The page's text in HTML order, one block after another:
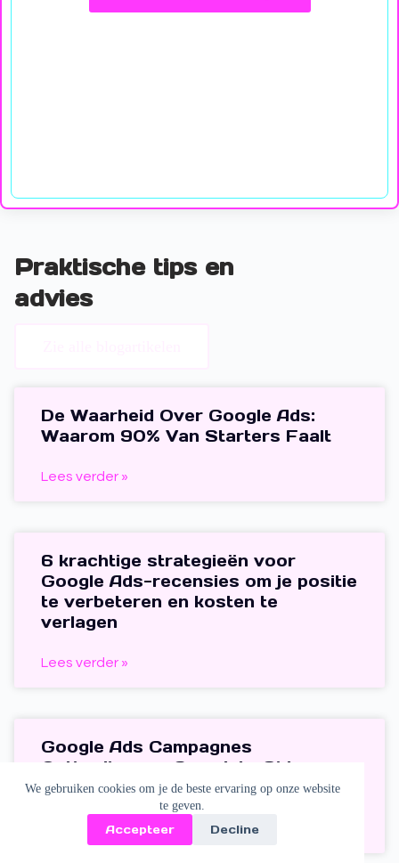
We gebruiken cookies om je de beste ervaring op onze website
te geven.
Accepteer Decline
Praktische tips en
advies
De Waarheid Over Google Ads:
Waarom 90% Van Starters Faalt
Lees verder »
6 krachtige strategieën voor
Google Ads-recensies om je positie
te verbeteren en kosten te
verlagen
Lees verder »
Google Ads Campagnes
Optimaliseren: Complete Gids voor
Betere Prestaties
Lees verder »